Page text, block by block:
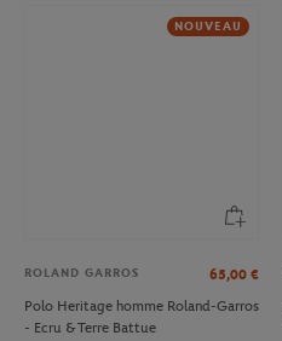
NOUVEAU
ROLAND GARROS 65,00 €
Polo Heritage homme Roland-Garros
- Ecru & Terre Battue